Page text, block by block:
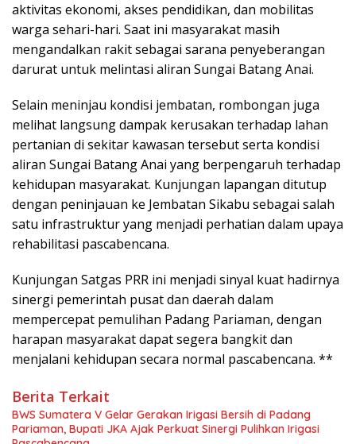
aktivitas ekonomi, akses pendidikan, dan mobilitas
warga sehari-hari. Saat ini masyarakat masih
mengandalkan rakit sebagai sarana penyeberangan
darurat untuk melintasi aliran Sungai Batang Anai.
‎Selain meninjau kondisi jembatan, rombongan juga
melihat langsung dampak kerusakan terhadap lahan
pertanian di sekitar kawasan tersebut serta kondisi
aliran Sungai Batang Anai yang berpengaruh terhadap
kehidupan masyarakat. Kunjungan lapangan ditutup
dengan peninjauan ke Jembatan Sikabu sebagai salah
satu infrastruktur yang menjadi perhatian dalam upaya
rehabilitasi pascabencana.
‎Kunjungan Satgas PRR ini menjadi sinyal kuat hadirnya
sinergi pemerintah pusat dan daerah dalam
mempercepat pemulihan Padang Pariaman, dengan
harapan masyarakat dapat segera bangkit dan
menjalani kehidupan secara normal pascabencana. **
Berita Terkait
‎BWS Sumatera V Gelar Gerakan Irigasi Bersih di Padang
Pariaman, Bupati JKA Ajak Perkuat Sinergi Pulihkan Irigasi